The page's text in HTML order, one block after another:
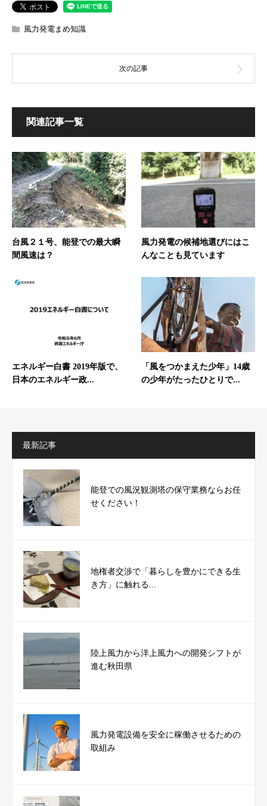
風力発電まめ知識
関連記事一覧
台風２１号、能登での最大瞬
間風速は？
風力発電の候補地選びにはこ
んなことも見ています
エネルギー白書 2019年版で、
日本のエネルギー政...
「風をつかまえた少年」14歳
の少年がたったひとりで...
最新記事
能登での風況観測塔の保守業務ならお任
せください！
地権者交渉で「暮らしを豊かにできる生
き方」に触れる...
陸上風力から洋上風力への開発シフトが
進む秋田県
風力発電設備を安全に稼働させるための
取組み